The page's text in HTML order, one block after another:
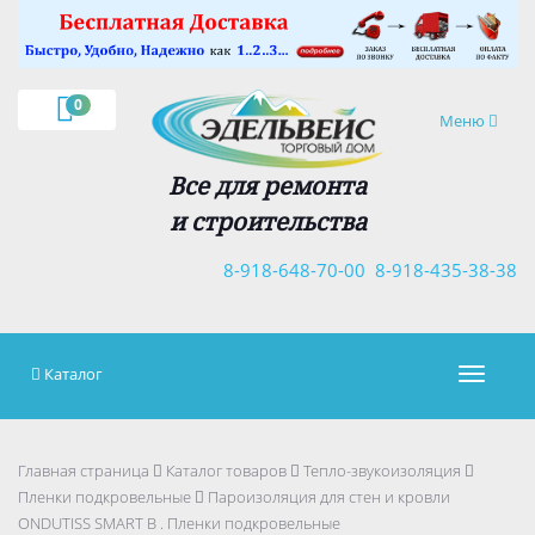
0
Навигация
Меню
Все для ремонта
и строительства
8-918-435-38-38
8-918-648-70-00
×
Каталог
Главная страница Каталог товаров
Тепло-звукоизоляция
Пленки подкровельные
Пароизоляция для стен и кровли
ONDUTISS SMART B . Пленки подкровельные